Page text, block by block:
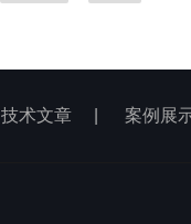
技术文章 案例展